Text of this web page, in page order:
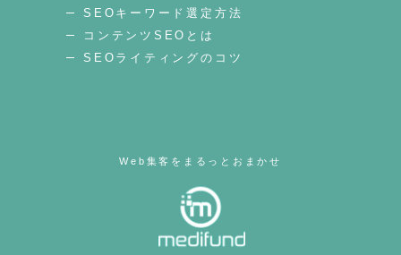
SEOキーワード選定方法
コンテンツSEOとは
SEOライティングのコツ
Web集客をまるっとおまかせ